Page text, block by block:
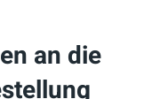
an die